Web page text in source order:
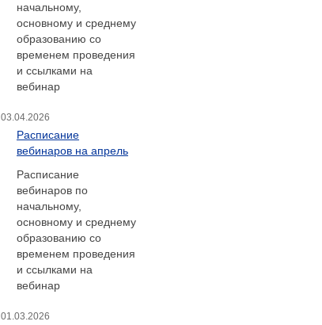
начальному,
основному и среднему
образованию со
временем проведения
и ссылками на
вебинар
03.04.2026
Расписание
вебинаров на апрель
Расписание
вебинаров по
начальному,
основному и среднему
образованию со
временем проведения
и ссылками на
вебинар
01.03.2026